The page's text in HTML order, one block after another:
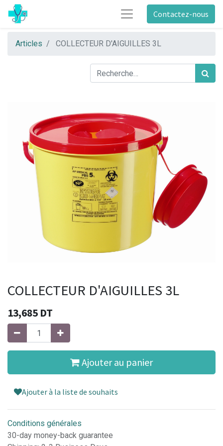
Contactez-nous
Articles COLLECTEUR D'AIGUILLES 3L
COLLECTEUR D'AIGUILLES 3L
13,685 DT
Ajouter au panier
Ajouter à la liste de souhaits
Conditions générales
30-day money-back guarantee